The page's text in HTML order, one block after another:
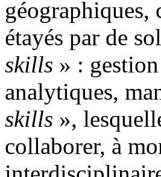
étayés par de
skills » :
analytiques,
skills »,
collaborer, à